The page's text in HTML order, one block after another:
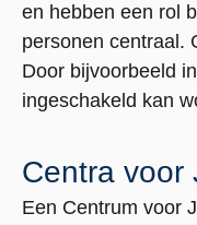
en hebben een rol
personen centraal.
Door bijvoorbeeld
ingeschakeld kan
Centra voor
Een Centrum voor